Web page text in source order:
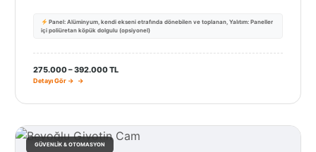
Panel: Alüminyum, kendi ekseni etrafında dönebilen ve toplanan, Yalıtım: Paneller
içi poliüretan köpük dolgulu (opsiyonel)
275.000 – 392.000 TL
Detayı Gör →
GÜVENLIK & OTOMASYON